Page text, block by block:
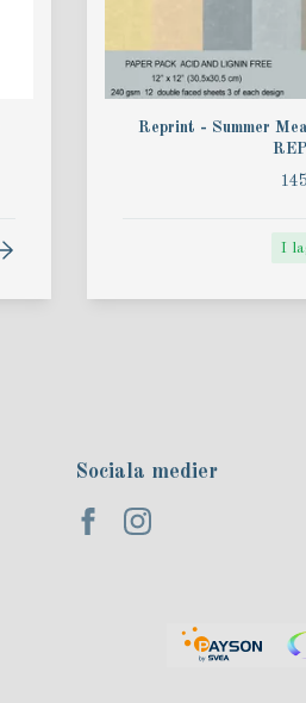
Reprint - Summer
I
Sociala medier